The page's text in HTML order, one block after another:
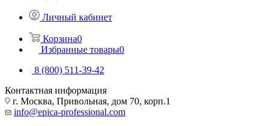
Личный кабинет
Корзина0
Избранные товары0
8 (800) 511-39-42
Контактная информация
г. Москва, Привольная, дом 70, корп.1
info@epica-professional.com